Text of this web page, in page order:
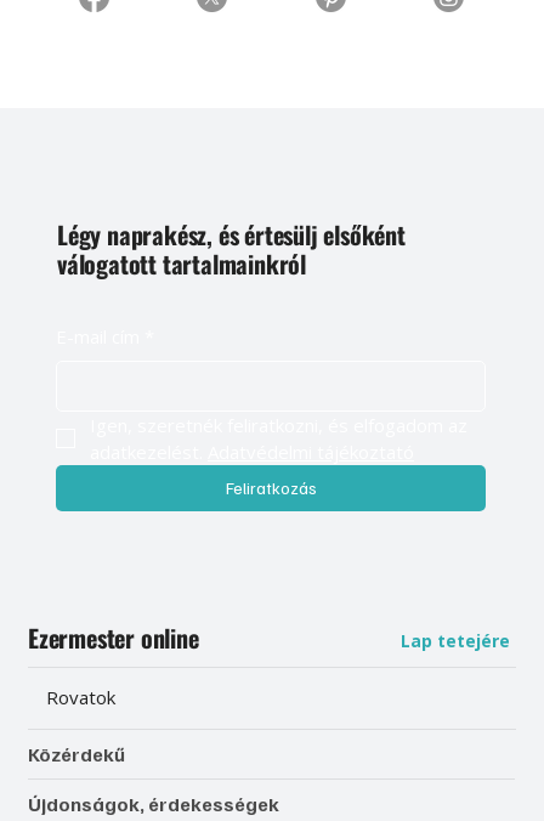
Légy naprakész, és értesülj elsőként
válogatott tartalmainkról
Feliratkozás
Ezermester online Lap tetejére
Rovatok
Közérdekű
Újdonságok, érdekességek